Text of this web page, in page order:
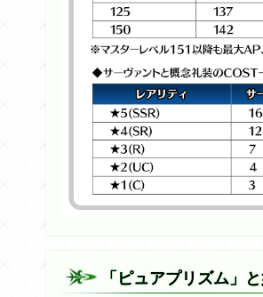
「ピュアプリズム」